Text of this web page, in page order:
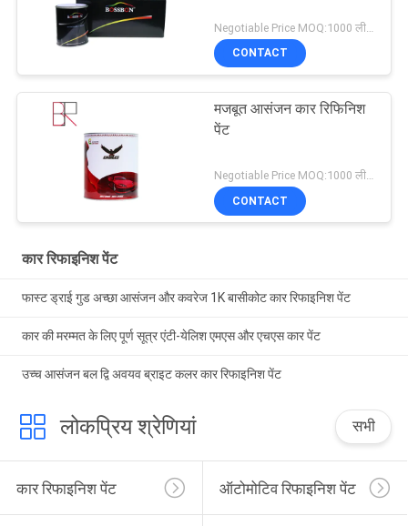
CONTACT
मजबूत आसंजन कार रिफिनिश
पेंट
Negotiable Price MOQ:1000 लीटर
CONTACT
कार रिफाइनिश पेंट
फास्ट ड्राई गुड अच्छा आसंजन और कवरेज 1K बासीकोट कार रिफाइनिश पेंट
कार की मरम्मत के लिए पूर्ण सूत्र एंटी-येलिश एमएस और एचएस कार पेंट
उच्च आसंजन बल द्वि अवयव ब्राइट कलर कार रिफाइनिश पेंट
लोकप्रिय श्रेणियां सभी
कार रिफाइनिश पेंट ऑटोमोटिव रिफाइनिश पेंट